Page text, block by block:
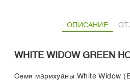
ОПИСАНИЕ
WHITE WIDOW GREEN
Семя марихуаны White Widow